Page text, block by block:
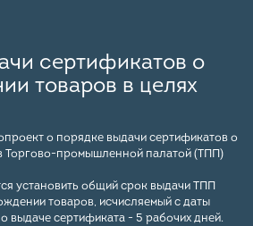
сертификатов о
товаров в целях
о порядке выдачи сертификатов о
Торгово-промышленной палатой (ТПП)
установить общий срок выдачи ТПП
товаров, исчисляемый с даты
выдаче сертификата - 5 рабочих дней.